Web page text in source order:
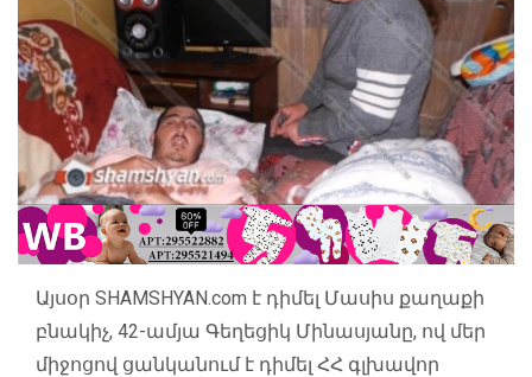
Այսօր SHAMSHYAN.com է դիմել Մասիս քաղաքի
բնակիչ, 42-ամյա Գեղեցիկ Մինասյանը, ով մեր
միջոցով ցանկանում է դիմել ՀՀ գլխավոր